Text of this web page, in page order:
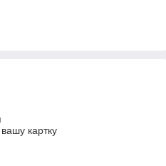
картку